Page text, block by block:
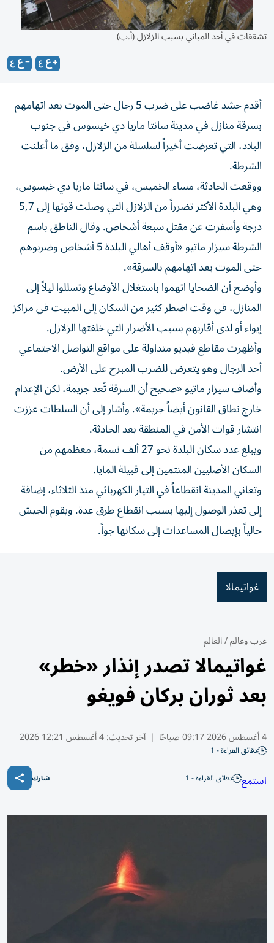
تشققات في أحد المباني بسبب الزلازل (أ.ب)
أقدم حشد غاضب على ضرب 5 رجال حتى الموت بعد اتهامهم
بسرقة منازل في مدينة سانتا ماريا دي خيسوس في جنوب
البلاد، التي تعرضت أخيراً لسلسلة من الزلازل، وفق ما أعلنت
الشرطة.
ووقعت الحادثة، مساء الخميس، في سانتا ماريا دي خيسوس،
وهي البلدة الأكثر تضرراً من الزلازل التي وصلت قوتها إلى 5,7
درجة وأسفرت عن مقتل سبعة أشخاص. وقال الناطق باسم
الشرطة سيزار ماتيو «أوقف أهالي البلدة 5 أشخاص وضربوهم
حتى الموت بعد اتهامهم بالسرقة».
وأوضح أن الضحايا اتهموا باستغلال الأوضاع وتسللوا ليلاً إلى
المنازل، في وقت اضطر كثير من السكان إلى المبيت في مراكز
إيواء أو لدى أقاربهم بسبب الأضرار التي خلفتها الزلازل.
وأظهرت مقاطع فيديو متداولة على مواقع التواصل الاجتماعي
أحد الرجال وهو يتعرض للضرب المبرح على الأرض.
وأضاف سيزار ماتيو «صحيح أن السرقة تُعد جريمة، لكن الإعدام
خارج نطاق القانون أيضاً جريمة». وأشار إلى أن السلطات عززت
انتشار قوات الأمن في المنطقة بعد الحادثة.
ويبلغ عدد سكان البلدة نحو 27 ألف نسمة، معظمهم من
السكان الأصليين المنتمين إلى قبيلة المايا.
وتعاني المدينة انقطاعاً في التيار الكهربائي منذ الثلاثاء، إضافة
إلى تعذر الوصول إليها بسبب انقطاع طرق عدة. ويقوم الجيش
حالياً بإيصال المساعدات إلى سكانها جواً.
غواتيمالا
عرب وعالم/العالم
غواتيمالا تصدر إنذار «خطر»
بعد ثوران بركان فويغو
4 أغسطس 2026 09:17 صباحًا | آخر تحديث:4 أغسطس 12:21 2026
دقائق القراءة - 1
استمع دقائق القراءة - 1 شارك